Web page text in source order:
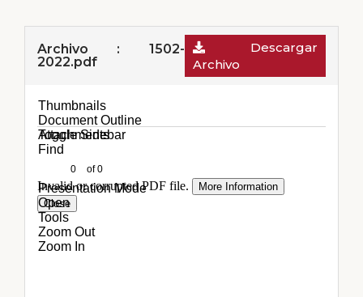
Archivo : 1502-
2022.pdf
Descargar
Archivo